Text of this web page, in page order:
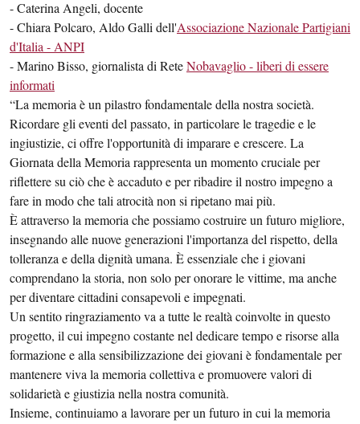
- Caterina Angeli, docente
- Chiara Polcaro, Aldo Galli dell'Associazione Nazionale Partigiani
d'Italia - ANPI
- Marino Bisso, giornalista di ReteNobavaglio - liberi di essere
informati
“La memoria è un pilastro fondamentale della nostra società.
Ricordare gli eventi del passato, in particolare le tragedie e le
ingiustizie, ci offre l'opportunità di imparare e crescere. La
Giornata della Memoria rappresenta un momento cruciale per
riflettere su ciò che è accaduto e per ribadire il nostro impegno a
fare in modo che tali atrocità non si ripetano mai più.
È attraverso la memoria che possiamo costruire un futuro migliore,
insegnando alle nuove generazioni l'importanza del rispetto, della
tolleranza e della dignità umana. È essenziale che i giovani
comprendano la storia, non solo per onorare le vittime, ma anche
per diventare cittadini consapevoli e impegnati.
Un sentito ringraziamento va a tutte le realtà coinvolte in questo
progetto, il cui impegno costante nel dedicare tempo e risorse alla
formazione e alla sensibilizzazione dei giovani è fondamentale per
mantenere viva la memoria collettiva e promuovere valori di
solidarietà e giustizia nella nostra comunità.
Insieme, continuiamo a lavorare per un futuro in cui la memoria